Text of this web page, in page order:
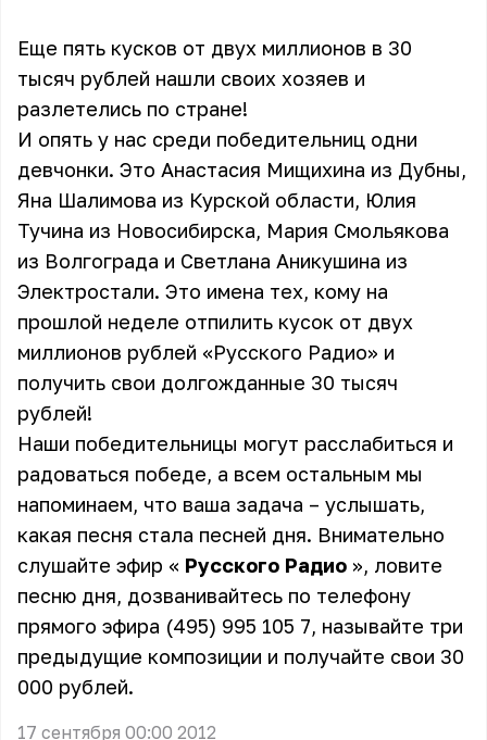
Еще пять кусков от двух миллионов в 30
тысяч рублей нашли своих хозяев и
разлетелись по стране!
И опять у нас среди победительниц одни
девчонки. Это Анастасия Мищихина из Дубны,
Яна Шалимова из Курской области, Юлия
Тучина из Новосибирска, Мария Смольякова
из Волгограда и Светлана Аникушина из
Электростали. Это имена тех, кому на
прошлой неделе отпилить кусок от двух
миллионов рублей «Русского Радио» и
получить свои долгожданные 30 тысяч
рублей!
Наши победительницы могут расслабиться и
радоваться победе, а всем остальным мы
напоминаем, что ваша задача – услышать,
какая песня стала песней дня. Внимательно
слушайте эфир « Русского Радио », ловите
песню дня, дозванивайтесь по телефону
прямого эфира (495) 995 105 7, называйте три
предыдущие композиции и получайте свои 30
000 рублей.
17 сентября 00:00 2012